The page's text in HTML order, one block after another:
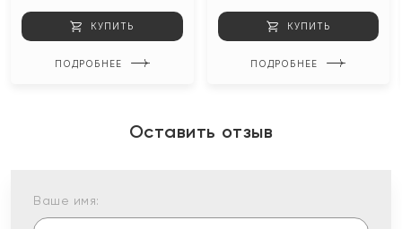
КУПИТЬ
ПОДРОБНЕЕ
КУПИТЬ
ПОДРОБНЕЕ
Оставить отзыв
Ваше имя: